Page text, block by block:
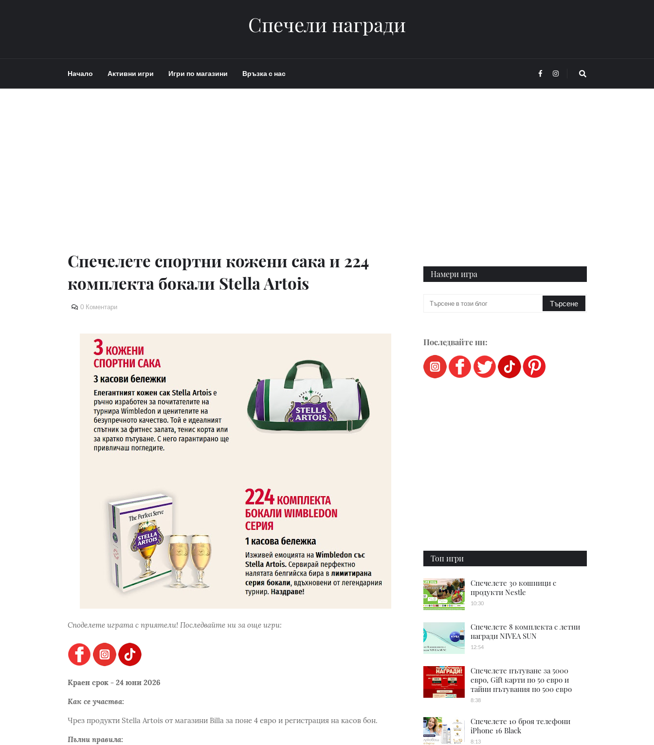
Спечели награди
Начало Активни игри Игри по магазини Връзка с нас
Спечелете спортни кожени сака и 224
комплекта бокали Stella Artois
0 Коментари
Споделете играта с приятели! Последвайте ни за още игри:
Краен срок - 24 юни 2026
Как се участва:
Чрез продукти Stella Artois от магазини Billa за поне 4 евро и регистрация на касов бон.
Пълни правила:
Намери игра
Последвайте ни:
Топ игри
Спечелете 30 кошници с
продукти Nestle
10:30
Спечелете 8 комплекта с летни
награди NIVEA SUN
12:54
Спечелете пътуване за 5000
евро, Gift карти по 50 евро и
тайни пътувания по 500 евро
8:38
Спечелете 10 броя телефони
iPhone 16 Black
8:13